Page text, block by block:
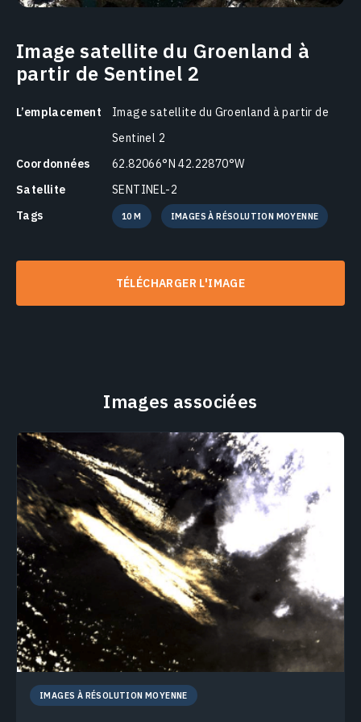
Image satellite du Groenland à
partir de Sentinel 2
L’emplacement
Image satellite du Groenland à partir de
Sentinel 2
Coordonnées
62.82066°N 42.22870°W
Satellite
SENTINEL-2
Tags
10 M IMAGES À RÉSOLUTION MOYENNE
TÉLÉCHARGER L'IMAGE
Images associées
IMAGES À RÉSOLUTION MOYENNE